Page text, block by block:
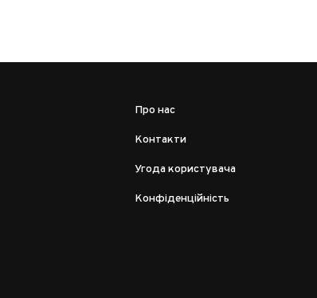
Про нас
Контакти
Угода користувача
Конфіденційність